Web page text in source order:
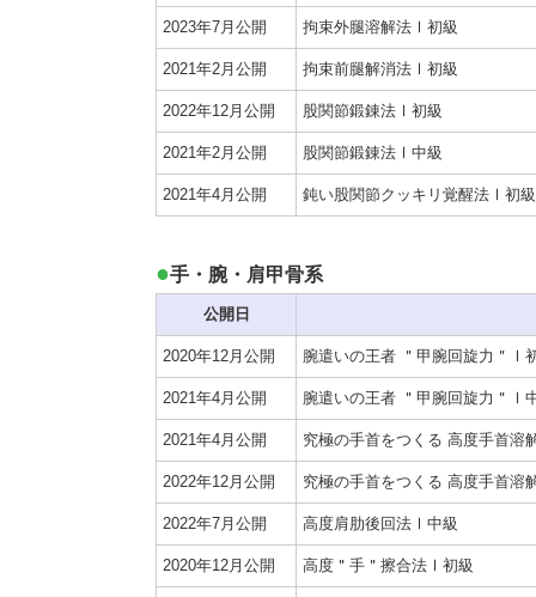
2023年7月公開 拘束外腿溶解法Ⅰ初級
2021年2月公開 拘束前腿解消法Ⅰ初級
2022年12月公開 股関節鍛錬法Ⅰ初級
2021年2月公開 股関節鍛錬法Ⅰ中級
2021年4月公開 鈍い股関節クッキリ覚醒法Ⅰ初級
手・腕・肩甲骨系
公開日
2020年12月公開 腕遣いの王者 ＂甲腕回旋力＂Ⅰ
2021年4月公開 腕遣いの王者 ＂甲腕回旋力＂Ⅰ
2021年4月公開 究極の手首をつくる 高度手首溶
2022年12月公開 究極の手首をつくる 高度手首溶
2022年7月公開 高度肩肋後回法Ⅰ中級
2020年12月公開 高度＂手＂擦合法Ⅰ初級